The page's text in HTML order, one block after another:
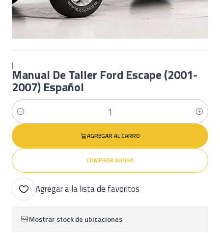
|
Manual De Taller Ford Escape (2001-
2007) Español
Cantidad
AGREGAR AL CARRO
COMPRAR AHORA
Agregar a la lista de favoritos
Mostrar stock de ubicaciones